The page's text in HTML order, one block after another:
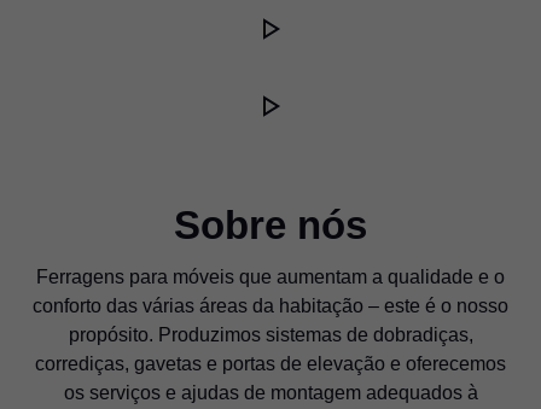
Sobre nós
Ferragens para móveis que aumentam a qualidade e o
conforto das várias áreas da habitação – este é o nosso
propósito. Produzimos sistemas de dobradiças,
corrediças, gavetas e portas de elevação e oferecemos
os serviços e ajudas de montagem adequados à